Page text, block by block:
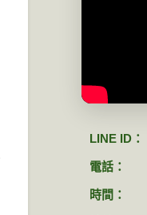
LINE ID：
電話：
時間：